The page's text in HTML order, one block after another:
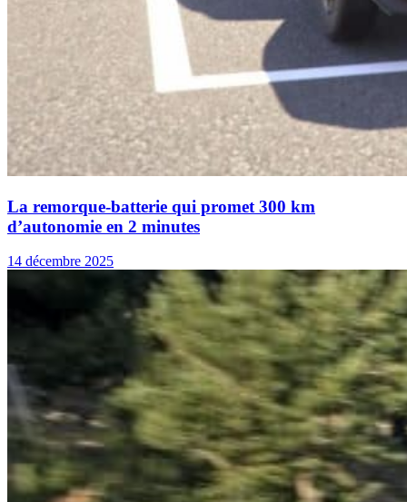
La remorque-batterie qui promet 300 km
d’autonomie en 2 minutes
14 décembre 2025